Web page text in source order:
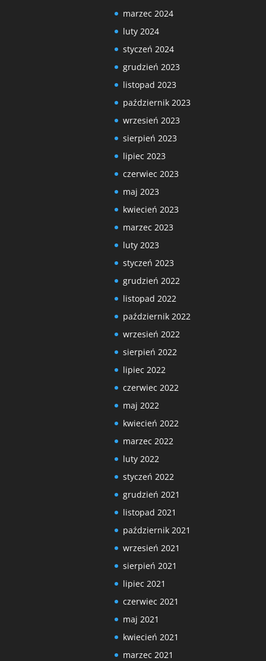
marzec 2024
luty 2024
styczeń 2024
grudzień 2023
listopad 2023
październik 2023
wrzesień 2023
sierpień 2023
lipiec 2023
czerwiec 2023
maj 2023
kwiecień 2023
marzec 2023
luty 2023
styczeń 2023
grudzień 2022
listopad 2022
październik 2022
wrzesień 2022
sierpień 2022
lipiec 2022
czerwiec 2022
maj 2022
kwiecień 2022
marzec 2022
luty 2022
styczeń 2022
grudzień 2021
listopad 2021
październik 2021
wrzesień 2021
sierpień 2021
lipiec 2021
czerwiec 2021
maj 2021
kwiecień 2021
marzec 2021